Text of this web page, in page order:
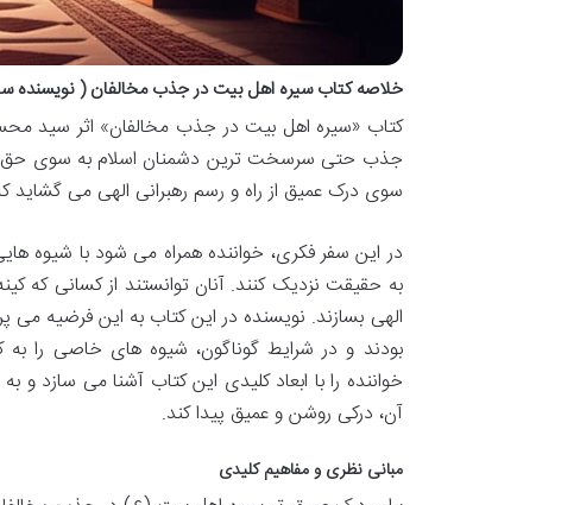
خلاصه کتاب سیره اهل بیت در جذب مخالفان (
کتاب «سیره اهل بیت در جذب مخالفان» اثر سید
جذب حتی سرسخت ترین دشمنان اسلام به سوی حق،
سوی درک عمیق از راه و رسم رهبرانی الهی می گشاید
در این سفر فکری، خواننده همراه می شود با شیوه
به حقیقت نزدیک کنند. آنان توانستند از کسانی که
الهی بسازند. نویسنده در این کتاب به این فرضیه
بودند و در شرایط گوناگون، شیوه های خاصی را به
خواننده را با ابعاد کلیدی این کتاب آشنا می سازد
آن، درکی روشن و عمیق پیدا کند.
مبانی نظری و مفاهیم کلیدی